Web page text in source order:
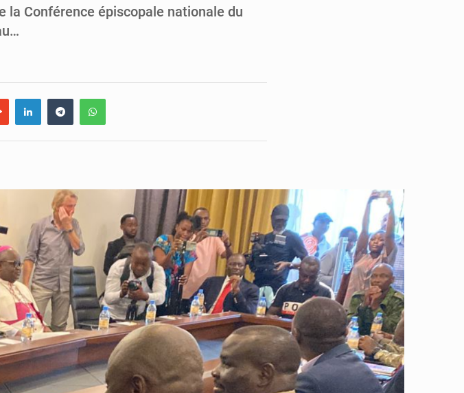
la Conférence épiscopale nationale du